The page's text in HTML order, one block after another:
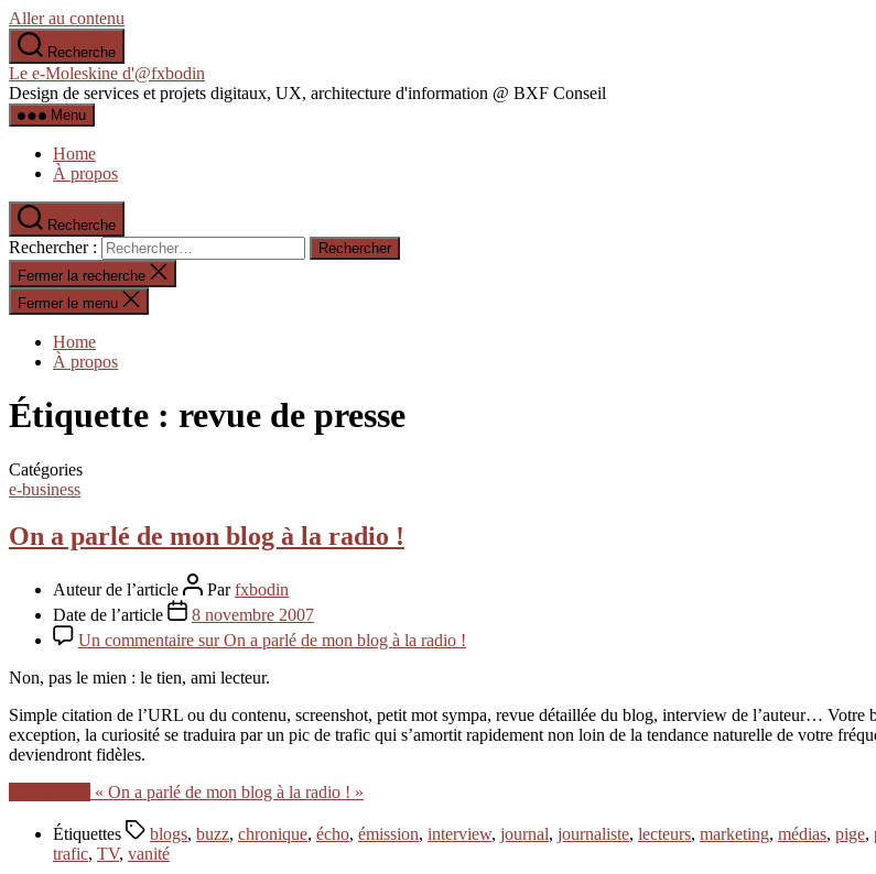
Aller au contenu
Recherche
Le e-Moleskine d'@fxbodin
Design de services et projets digitaux, UX, architecture d'information @ BXF Conseil
Menu
Home
À propos
Recherche
Rechercher :
Fermer la recherche
Fermer le menu
Home
À propos
Étiquette : revue de presse
Catégories
e-business
On a parlé de mon blog à la radio !
Auteur de l’article Parfxbodin
Date de l’article
8 novembre 2007
Un commentaire sur On a parlé de mon blog à la radio !
Non, pas le mien : le tien, ami lecteur.
Simple citation de l’URL ou du contenu, screenshot, petit mot sympa, revue détaillée du blog, interview de l’auteur… Votre
exception, la curiosité se traduira par un pic de trafic qui s’amortit rapidement non loin de la tendance naturelle de votre
deviendront fidèles.
« On a parlé de mon blog à la radio ! »
Étiquettes blogs, buzz, chronique, écho, émission, interview, journal, journaliste, lecteurs, marketing, médias, pige,
trafic, TV, vanité